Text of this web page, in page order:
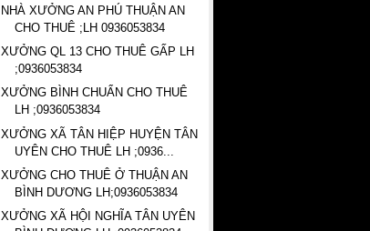
NHÀ XƯỞNG AN PHÚ THUẬN AN
CHO THUÊ ;LH 0936053834
XƯỞNG QL 13 CHO THUÊ GẤP LH
;0936053834
XƯỞNG BÌNH CHUẨN CHO THUÊ
LH ;0936053834
XƯỞNG XÃ TÂN HIỆP HUYỆN TÂN
UYÊN CHO THUÊ LH ;0936...
XƯỞNG CHO THUÊ Ở THUẬN AN
BÌNH DƯƠNG LH;0936053834
XƯỞNG XÃ HỘI NGHĨA TÂN UYÊN